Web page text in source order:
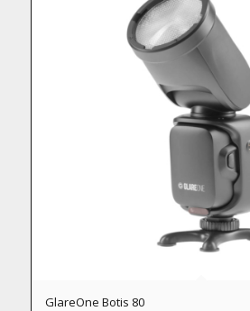
GlareOne Botis 80